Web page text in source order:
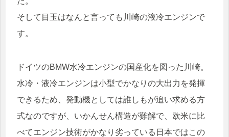
そして目玉はなんと言っても川崎の液冷エンジンで
す。
ドイツのBMW水冷エンジンの国産化を図った川崎。
水冷・液冷エンジンは小型でかなりの大出力を発揮
できるため、発動機としては誰しもが追い求める方
式なのですが、いかんせん構造が難解で、欧米に比
べてエンジン技術がかなり劣っている日本ではこの